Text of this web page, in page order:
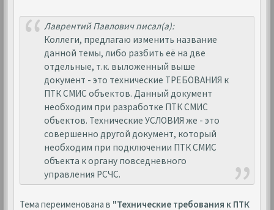
Лаврентий Павлович писал(а):
Коллеги, предлагаю изменить название
данной темы, либо разбить её на две
отдельные, т.к. выложенный выше
документ - это технические ТРЕБОВАНИЯ к
ПТК СМИС объектов. Данный документ
необходим при разработке ПТК СМИС
объектов. Технические УСЛОВИЯ же - это
совершенно другой документ, который
необходим при подключении ПТК СМИС
объекта к органу повседневного
управления РСЧС.
Тема переименована в "Технические требования к ПТК